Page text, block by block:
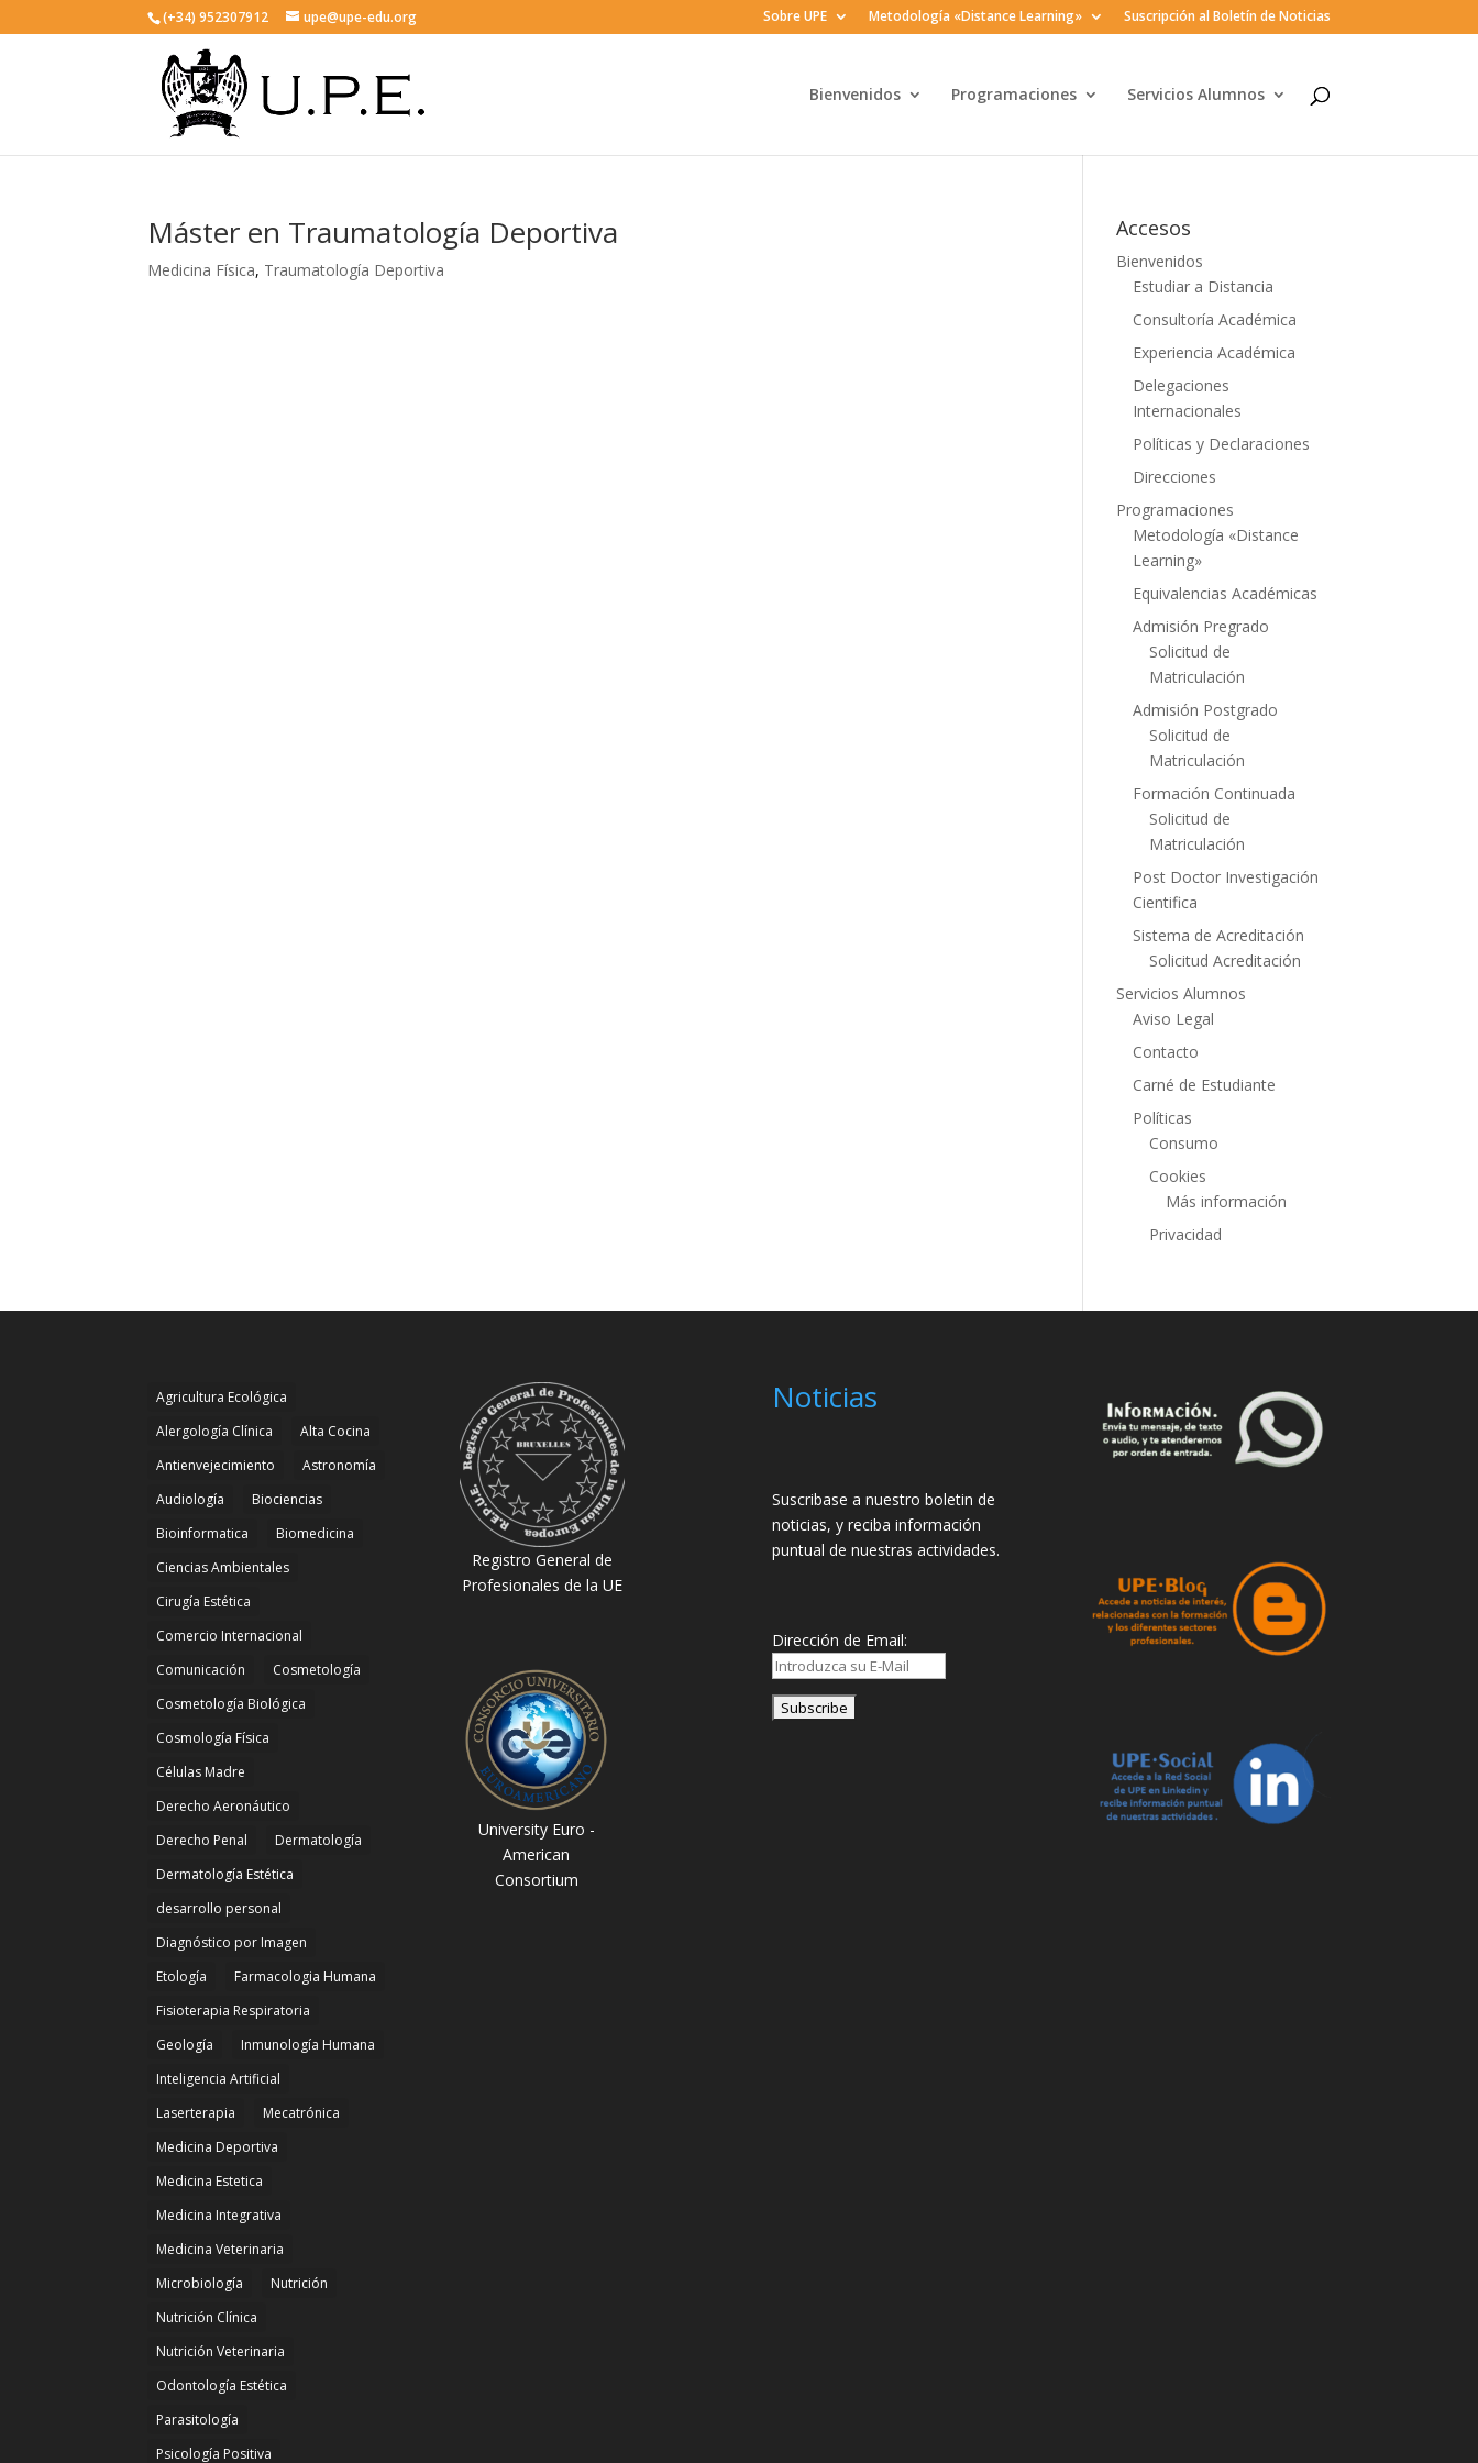
(+34) 952307912 upe@upe-edu.org Sobre UPE Metodología «Distance Learning» Suscripción al Boletín de Noticias
Bienvenidos Programaciones Servicios Alumnos
Máster en Traumatología Deportiva
Medicina Física, Traumatología Deportiva
Accesos
Bienvenidos
Estudiar a Distancia
Consultoría Académica
Experiencia Académica
Delegaciones
Internacionales
Políticas y Declaraciones
Direcciones
Programaciones
Metodología «Distance
Learning»
Equivalencias Académicas
Admisión Pregrado
Solicitud de
Matriculación
Admisión Postgrado
Solicitud de
Matriculación
Formación Continuada
Solicitud de
Matriculación
Post Doctor Investigación
Cientifica
Sistema de Acreditación
Solicitud Acreditación
Servicios Alumnos
Aviso Legal
Contacto
Carné de Estudiante
Políticas
Consumo
Cookies
Más información
Privacidad
Agricultura Ecológica
Alergología Clínica
Alta Cocina
Antienvejecimiento
Astronomía
Audiología
Biociencias
Bioinformatica
Biomedicina
Ciencias Ambientales
Cirugía Estética
Comercio Internacional
Comunicación
Cosmetología
Cosmetología Biológica
Cosmología Física
Células Madre
Derecho Aeronáutico
Derecho Penal
Dermatología
Dermatología Estética
desarrollo personal
Diagnóstico por Imagen
Etología
Farmacologia Humana
Fisioterapia Respiratoria
Geología
Inmunología Humana
Inteligencia Artificial
Laserterapia
Mecatrónica
Medicina Deportiva
Medicina Estetica
Medicina Integrativa
Medicina Veterinaria
Microbiología
Nutrición
Nutrición Clínica
Nutrición Veterinaria
Odontología Estética
Parasitología
Psicología Positiva
Registro General de
Profesionales de la UE
University Euro -
American
Consortium
Noticias
Suscribase a nuestro boletin de
noticias, y reciba información
puntual de nuestras actividades.
Dirección de Email: